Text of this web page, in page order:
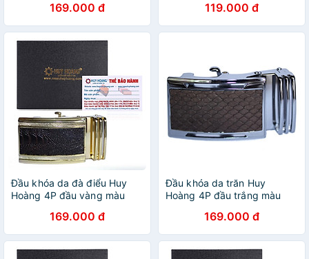
169.000 đ 119.000 đ
Đầu khóa da đà điểu Huy
Hoàng 4P đầu vàng màu
169.000 đ
Đầu khóa da trăn Huy
Hoàng 4P đầu trắng màu
169.000 đ